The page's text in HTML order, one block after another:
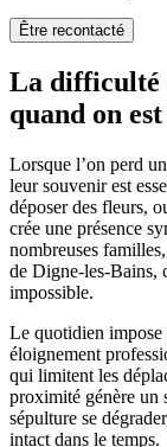
Être recontacté
La difficulté
quand on
Lorsque l’on perd
leur souvenir est
déposer des fleurs,
crée une présence
nombreuses
de Digne-les-Bains,
impossible.
Le quotidien impose
éloignement
qui limitent les
proximité génère un
sépulture se
intact dans le temps.